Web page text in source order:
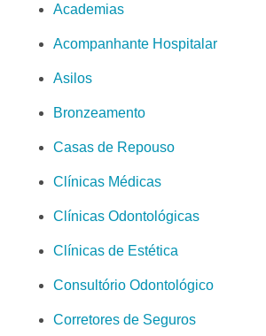
Academias
Acompanhante Hospitalar
Asilos
Bronzeamento
Casas de Repouso
Clínicas Médicas
Clínicas Odontológicas
Clínicas de Estética
Consultório Odontológico
Corretores de Seguros